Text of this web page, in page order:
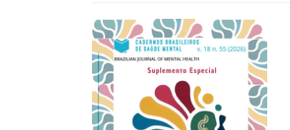
Barra
lateral
de
artigos